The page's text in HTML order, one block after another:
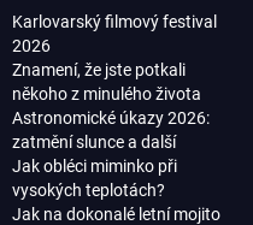
Karlovarský filmový festival
2026
Znamení, že jste potkali
někoho z minulého života
Astronomické úkazy 2026:
zatmění slunce a další
Jak obléci miminko při
vysokých teplotách?
Jak na dokonalé letní mojito